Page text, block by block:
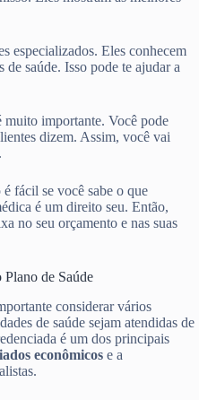
especializados. Eles conhecem
de saúde. Isso pode te ajudar a
muito importante. Você pode
dizem. Assim, você vai
fácil se você sabe o que
é um direito seu. Então,
no seu orçamento e nas suas
de Saúde
considerar vários
de saúde sejam atendidas de
é um dos principais
econômicos e a